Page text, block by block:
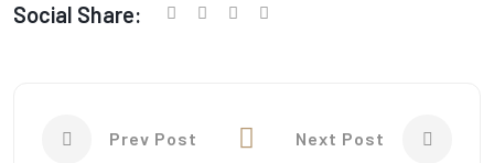
Social Share:
Prev Post Next Post